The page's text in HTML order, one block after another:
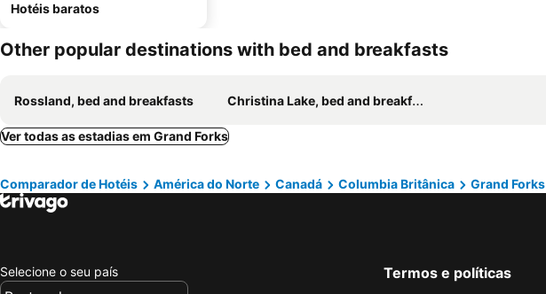
Hotéis baratos
Other popular destinations with bed and breakfasts
Rossland, bed and breakfasts Christina Lake, bed and breakfasts
Ver todas as estadias em Grand Forks
Comparador de Hotéis América do Norte Canadá Columbia Britânica Grand Forks
Selecione o seu país Termos e políticas